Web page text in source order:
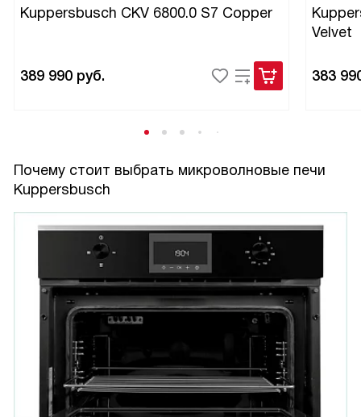
Kuppersbusch CKV 6800.0 S7 Copper
389 990 руб.
Velvet
383
Почему стоит выбрать микроволновые печи
Kuppersbusch